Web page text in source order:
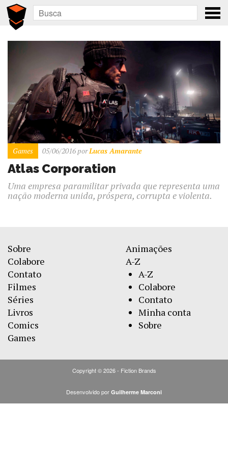
Games 05/06/2016 por Lucas Amarante
Atlas Corporation
Uma empresa paramilitar privada que representa uma
nação moderna unida, próspera, corrupta e violenta.
Sobre
Colabore
Contato
Filmes
Séries
Livros
Comics
Games
Animações
A-Z
A-Z
Colabore
Contato
Minha conta
Sobre
Copyright © 2026 - Fiction Brands
Desenvolvido por Guilherme Marconi